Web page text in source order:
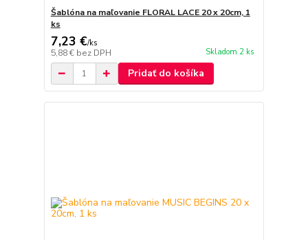
Šablóna na maľovanie FLORAL LACE 20 x 20cm, 1
ks
7,23 €/ks
5,88 € bez DPH Skladom 2 ks
Pridať do košíka